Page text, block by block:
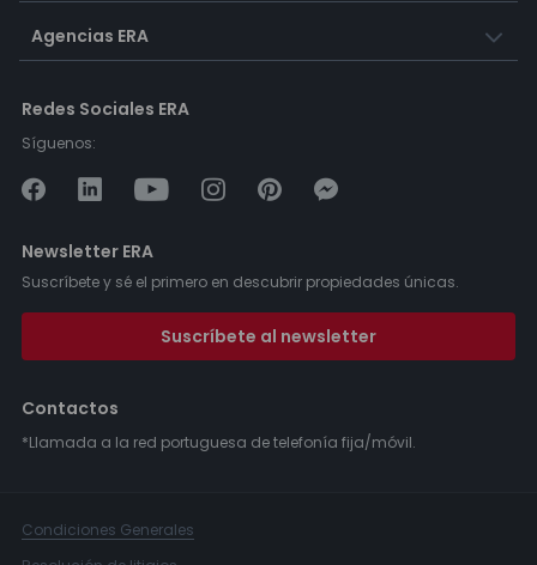
Agencias ERA
Redes Sociales ERA
Síguenos:
Newsletter ERA
Suscríbete y sé el primero en descubrir propiedades únicas.
Suscríbete al newsletter
Contactos
*Llamada a la red portuguesa de telefonía fija/móvil.
Condiciones Generales